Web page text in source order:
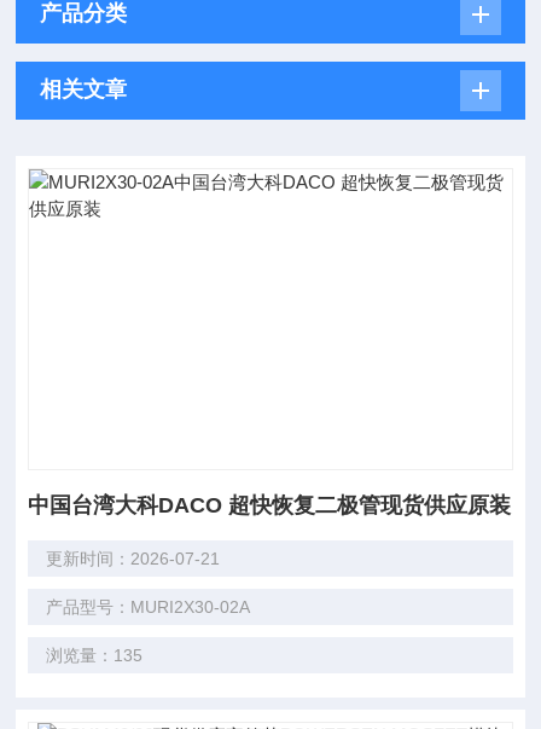
产品分类
相关文章
中国台湾大科DACO 超快恢复二极管现货供应原装
更新时间：2026-07-21
产品型号：MURI2X30-02A
浏览量：135